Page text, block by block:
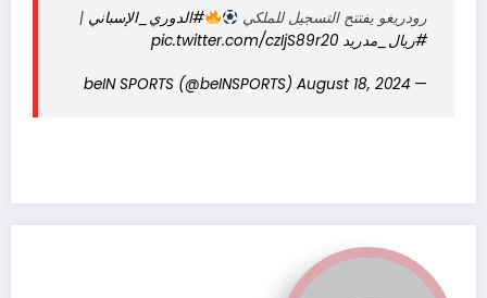
رودريغو يفتتح التسجيل للملكي #الدوري_الإسباني |
#ريال_مدريد pic.twitter.com/czIjS89r20
— beIN SPORTS (@beINSPORTS)
August 18, 2024